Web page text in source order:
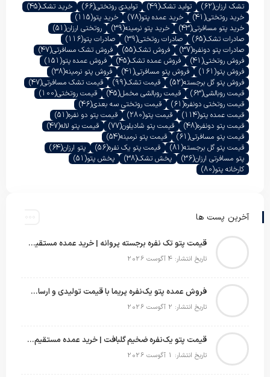
تشک ارزان(62) تولید تشک(49) تولیدی روتختی(66) خرید تشک(45)
خرید روتختی(41) خرید عمده پتو(78) خرید پتو(115)
خرید پتو مسافرتی(43) خرید پتو نرمینه(39) روتختی ارزان(51)
صادرات تشک(65) صادرات روتختی(39) صادرات پتو(116)
صادرات پتو دونفره(37) فروش تشک(55) فروش تشک مسافرتی(47)
فروش روتختی(41) فروش عمده تشک(45) فروش عمده پتو(151)
فروش پتو(161) فروش پتو مسافرتی(41) فروش پتو نرمینه(38)
فروش پتو گل برجسته(52) قیمت تشک(99) قیمت تشک مسافرتی(47)
قیمت روبالشی(63) قیمت روبالشی مخمل(45) قیمت روتختی(100)
قیمت روتختی دونفره(61) قیمت روتختی سه بعدی(46)
قیمت عمده پتو(114) قیمت پتو(280) قیمت پتو دو نفره(51)
قیمت پتو دونفره(48) قیمت پتو شادیلون(77) قیمت پتو لاله(47)
قیمت پتو مسافرتی(61) قیمت پتو نرمینه(54)
قیمت پتو گل برجسته(81) قیمت پتو یک نفره(56) پتو ارزان(64)
پتو مسافرتی ارزان(36) پخش تشک(38) پخش پتو(51)
کارخانه پتو(80)
آخرین پست ها
قیمت پتو تک نفره برجسته پروانه | خرید عمده مستقیم با بهترین قیمت بازار
تاریخ انتشار: 4 آگوست 2026
فروش عمده پتو یک‌نفره پریما با قیمت تولیدی و ارسال به سراسر کشور
تاریخ انتشار: 2 آگوست 2026
قیمت پتو یک‌نفره ضخیم گلبافت | خرید عمده مستقیم با بهترین قیمت
تاریخ انتشار: 1 آگوست 2026